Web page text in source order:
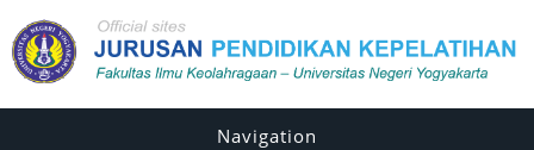
Navigation